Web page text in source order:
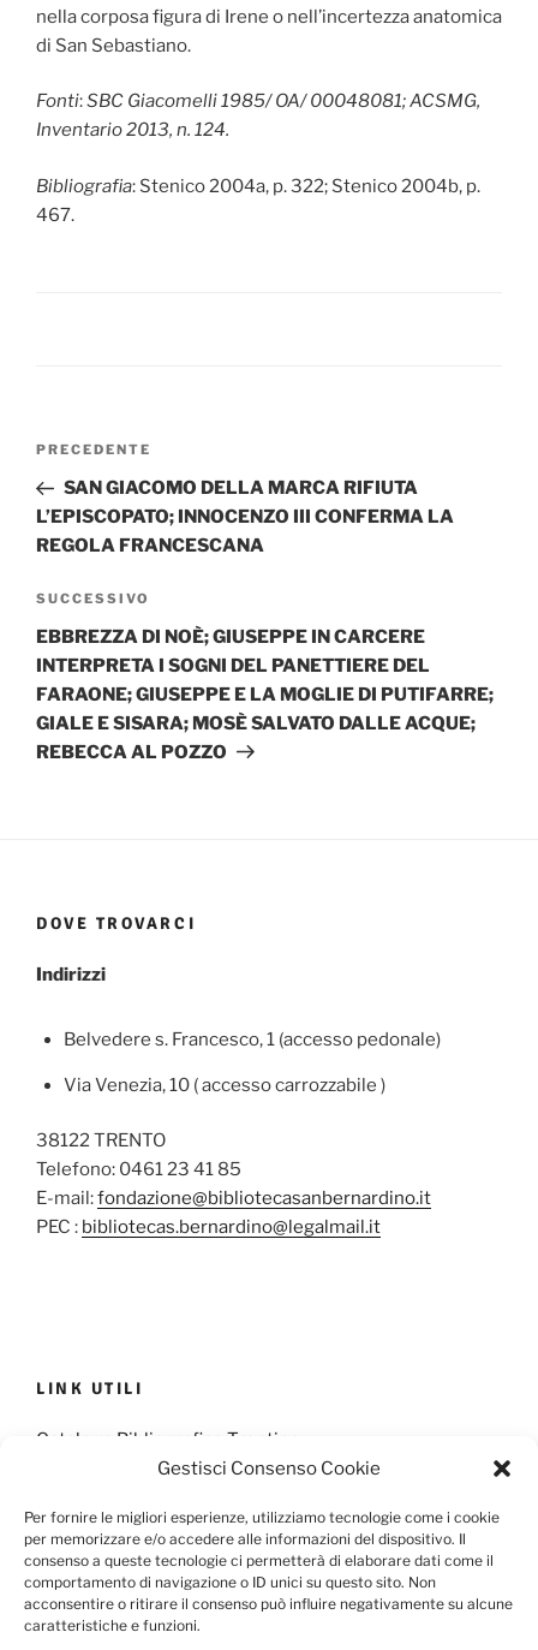
Gestisci Consenso Cookie
Per fornire le migliori esperienze, utilizziamo tecnologie come i cookie
per memorizzare e/o accedere alle informazioni del dispositivo. Il
consenso a queste tecnologie ci permetterà di elaborare dati come il
comportamento di navigazione o ID unici su questo sito. Non
acconsentire o ritirare il consenso può influire negativamente su alcune
caratteristiche e funzioni.
nella corposa figura di Irene o nell’incertezza anatomica
di San Sebastiano.
Fonti:SBC Giacomelli 1985/ OA/ 00048081; ACSMG,
Inventario 2013, n. 124.
Bibliografia: Stenico 2004a, p. 322; Stenico 2004b, p.
467.
Navigazione
Articolo
precedente:
PRECEDENTE
SAN GIACOMO DELLA MARCA RIFIUTA
L’EPISCOPATO; INNOCENZO III CONFERMA LA
REGOLA FRANCESCANA
Articolo
successivo
SUCCESSIVO
EBBREZZA DI NOÈ; GIUSEPPE IN CARCERE
INTERPRETA I SOGNI DEL PANETTIERE DEL
FARAONE; GIUSEPPE E LA MOGLIE DI PUTIFARRE;
GIALE E SISARA; MOSÈ SALVATO DALLE ACQUE;
REBECCA AL POZZO
DOVE TROVARCI
Indirizzi
Belvedere s. Francesco, 1 (accesso pedonale)
Via Venezia, 10 ( accesso carrozzabile )
38122 TRENTO
Telefono: 0461 23 41 85
E-mail:fondazione@bibliotecasanbernardino.it
PEC : bibliotecas.bernardino@legalmail.it
LINK UTILI
Catalogo Bibliografico Trentino
Cookie Policy Privacy Policy